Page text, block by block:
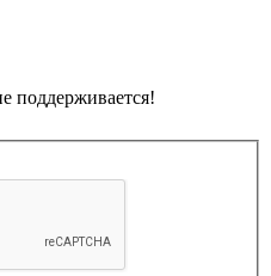
поддерживается!